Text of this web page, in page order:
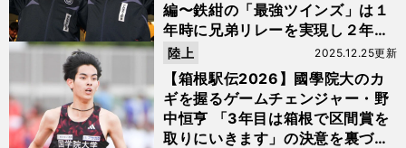
編〜鉄紺の「最強ツインズ」は１
年時に兄弟リレーを実現し２年時
は総合Vに輝く
【箱根駅伝2026】國學院大のカ
ギを握るゲームチェンジャー・野
中恒亨 「3年目は箱根で区間賞を
取りにいきます」の決意を裏づけ
2025.12.25更新
陸上